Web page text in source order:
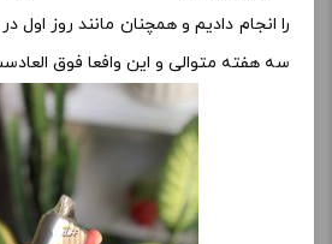
را انجام دادیم و همچنان مانند روز اول
سه هفته متوالی و این وافعا فوق